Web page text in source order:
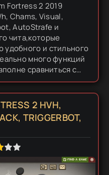
Fortress 2 2019
Chams, Visual,
AutoStrafe и
чита,которые
и стильного
много функций
сравниться с
скольку в нем очень
2 HVH,
TRIGGERBOT,